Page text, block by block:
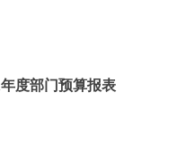
网上接诉即办
度部门预算报表